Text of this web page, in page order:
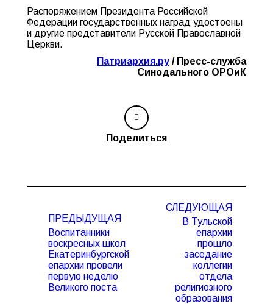
Распоряжением Президента Российской
Федерации государственных наград удостоены
и другие представители Русской Православной
Церкви.
Патриархия.ру / Пресс-служба
Синодального ОРОиК
Поделиться
записям
ПРЕДЫДУЩАЯ
Предыдущая
запись:
Воспитанники
воскресных школ
Екатеринбургской
епархии провели
первую неделю
Великого поста
СЛЕДУЮЩАЯ
Следующая
запись:
В Тульской
епархии
прошло
заседание
коллегии
отдела
религиозного
образования